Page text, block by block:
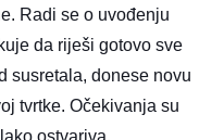
Radi se o uvođenju
da riješi gotovo sve
susretala, donese novu
tvrtke. Očekivanja su
ostvariva.